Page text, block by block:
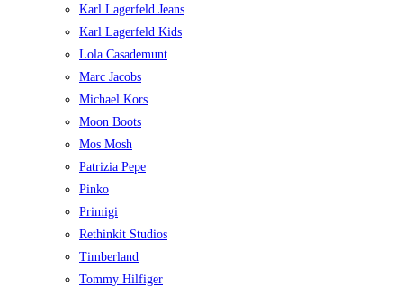
Karl Lagerfeld Jeans
Karl Lagerfeld Kids
Lola Casademunt
Marc Jacobs
Michael Kors
Moon Boots
Mos Mosh
Patrizia Pepe
Pinko
Primigi
Rethinkit Studios
Timberland
Tommy Hilfiger